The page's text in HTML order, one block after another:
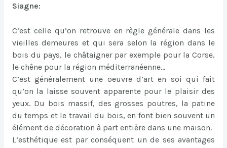
Siagne:
C’est celle qu’on retrouve en règle générale dans les
vieilles demeures et qui sera selon la région dans le
bois du pays, le châtaigner par exemple pour la Corse,
le chêne pour la région méditerranéenne…
C’est généralement une oeuvre d’art en soi qui fait
qu’on la laisse souvent apparente pour le plaisir des
yeux. Du bois massif, des grosses poutres, la patine
du temps et le travail du bois, en font bien souvent un
élément de décoration à part entière dans une maison.
L’esthétique est par conséquent un de ses avantages